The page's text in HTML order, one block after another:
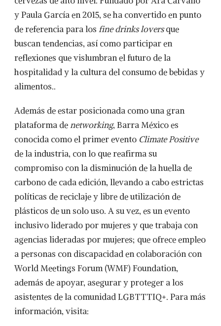
y Paula García en 2015, se ha convertido en punto
de referencia para los fine drinks loversque
buscan tendencias, así como participar en
reflexiones que vislumbran el futuro de la
hospitalidad y la cultura del consumo de bebidas y
alimentos..
Además de estar posicionada como una gran
plataforma denetworking, Barra México es
conocida como el primer evento Climate Positive
de la industria, con lo que reafirma su
compromiso con la disminución de la huella de
carbono de cada edición, llevando a cabo estrictas
políticas de reciclaje y libre de utilización de
plásticos de un solo uso. A su vez, es un evento
inclusivo liderado por mujeres y que trabaja con
agencias lideradas por mujeres; que ofrece empleo
a personas con discapacidad en colaboración con
World Meetings Forum (WMF) Foundation,
además de apoyar, asegurar y proteger a los
asistentes de la comunidad LGBTTTIQ+. Para más
información, visita: